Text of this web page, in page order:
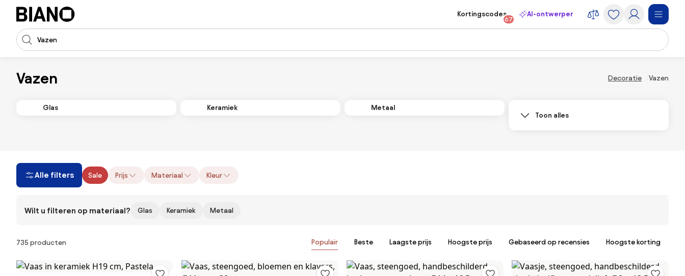
Navigatie overslaan, naar inhoud springen
Zoekopdracht invoeren
Kortingscodes
67
AI-ontwerper
Vazen Decoratie Vazen
Glas Keramiek
Metaal
Toon alles
Alle filters Sale Prijs Materiaal Kleur
Wilt u filteren op materiaal? Glas Keramiek Metaal
Producten
735 producten Populair Beste Laagste prijs Hoogste prijs Gebaseerd op recensies Hoogste korting